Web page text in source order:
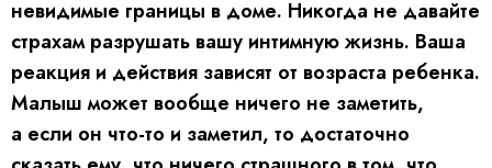
невидимые границы в доме. Никогда не давайте
страхам разрушать вашу интимную жизнь. Ваша
реакция и действия зависят от возраста ребенка.
Малыш может вообще ничего не заметить,
а если он что-то и заметил, то достаточно